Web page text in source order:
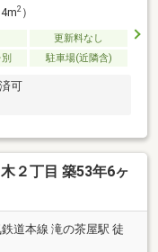
2）
更新料なし
駐車場(近隣含)
可
２丁目 築53年6ヶ
道本線 滝の茶屋駅 徒